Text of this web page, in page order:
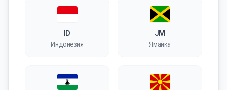
ID
Индонезия
JM
Ямайка